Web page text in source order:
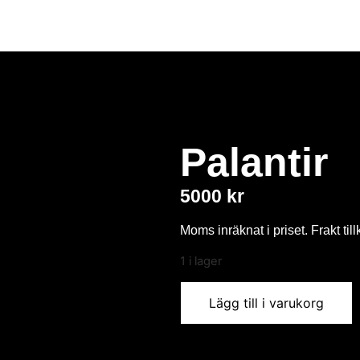
Palantir
5000 kr
Moms inräknat i priset. Frakt
1 i lager
Lägg till i varukorg